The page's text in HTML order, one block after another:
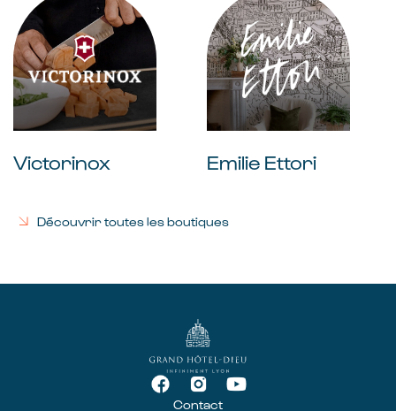
Victorinox Emilie Ettori
Découvrir toutes les boutiques
Contact